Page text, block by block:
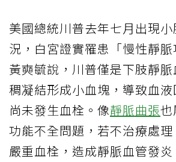
美國總統川普去年七月出現
況，白宮證實罹患「慢性靜脈
黃奭毓說，川普僅是下肢靜
稠凝結形成小血塊，導致血
尚未發生血栓。像靜脈曲張
功能不全問題，若不治療處
嚴重血栓，造成靜脈血管發